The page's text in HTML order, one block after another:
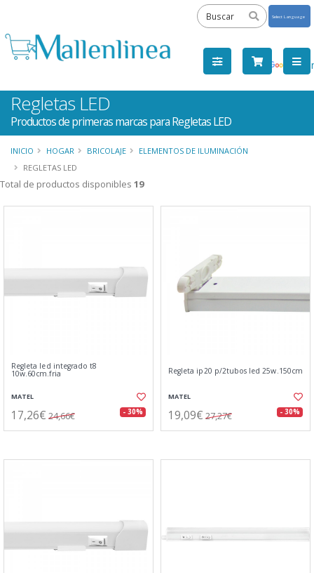
by
Regletas LED
Productos de primeras marcas para Regletas LED
INICIO HOGAR BRICOLAJE
ELEMENTOS DE ILUMINACIÓN
REGLETAS LED
Total de productos disponibles 19
Regleta led integrado t8
10w.60cm.fria
MATEL
17,26€ 24,66€ - 30%
Regleta ip20 p/2tubos led 25w.150cm
MATEL
19,09€ 27,27€ - 30%